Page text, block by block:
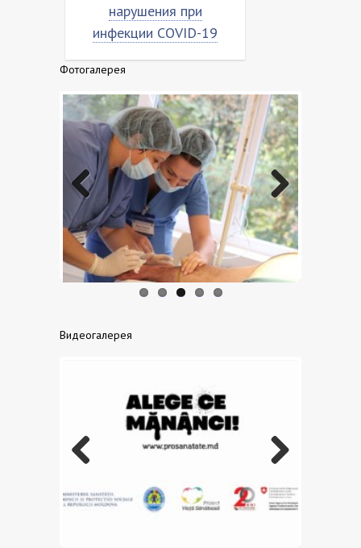
нарушения при
инфекции COVID-19
Фотогалерея
Previo
us
Next
Видеогалерея
us